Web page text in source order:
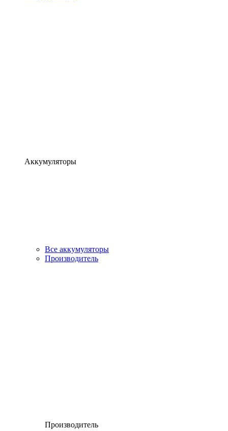
Аккумуляторы
Все аккумуляторы
Производитель
Производитель